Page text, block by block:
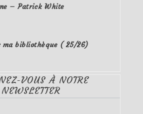
– Patrick White
ma bibliothèque ( 25/26)
VOUS À NOTRE
NEWSLETTER